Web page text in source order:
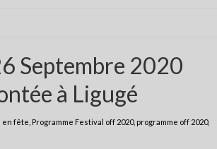
Septembre 2020
à Ligugé
en fête Programme Festival off 2020, programme off 2020,